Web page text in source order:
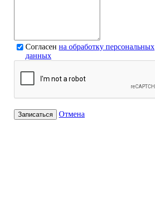
Согласен на обработку персональных
данных
Записаться Отмена